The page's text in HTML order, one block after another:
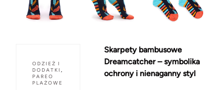
ODZIEŻ I
DODATKI ,
PAREO
PLAŻOWE
Skarpety bambusowe
Dreamcatcher – symbolika
ochrony i nienaganny styl